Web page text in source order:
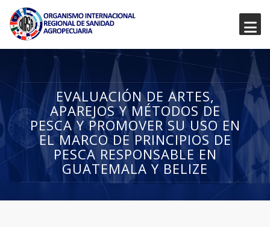
EVALUACIÓN DE ARTES,
APAREJOS Y MÉTODOS DE
PESCA Y PROMOVER SU USO EN
EL MARCO DE PRINCIPIOS DE
PESCA RESPONSABLE EN
GUATEMALA Y BELIZE